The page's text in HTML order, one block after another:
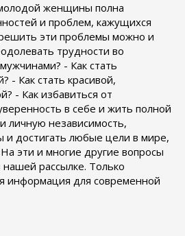
женщины полна
и проблем, кажущихся
эти проблемы можно и
трудности во
- Как стать
- Как стать красивой,
- Как избавиться от
в себе и жить полной
личную независимость,
и достигать любые цели в мире,
эти и многие другие вопросы
рассылке. Только
информация для современной